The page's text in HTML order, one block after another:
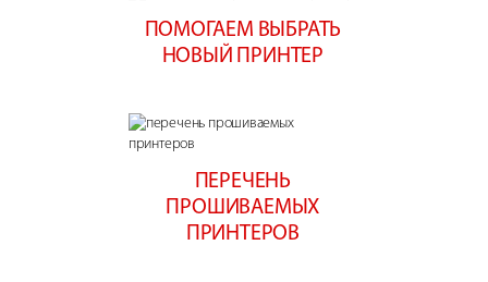
ПОМОГАЕМ ВЫБРАТЬ
НОВЫЙ ПРИНТЕР
ПЕРЕЧЕНЬ
ПРОШИВАЕМЫХ
ПРИНТЕРОВ